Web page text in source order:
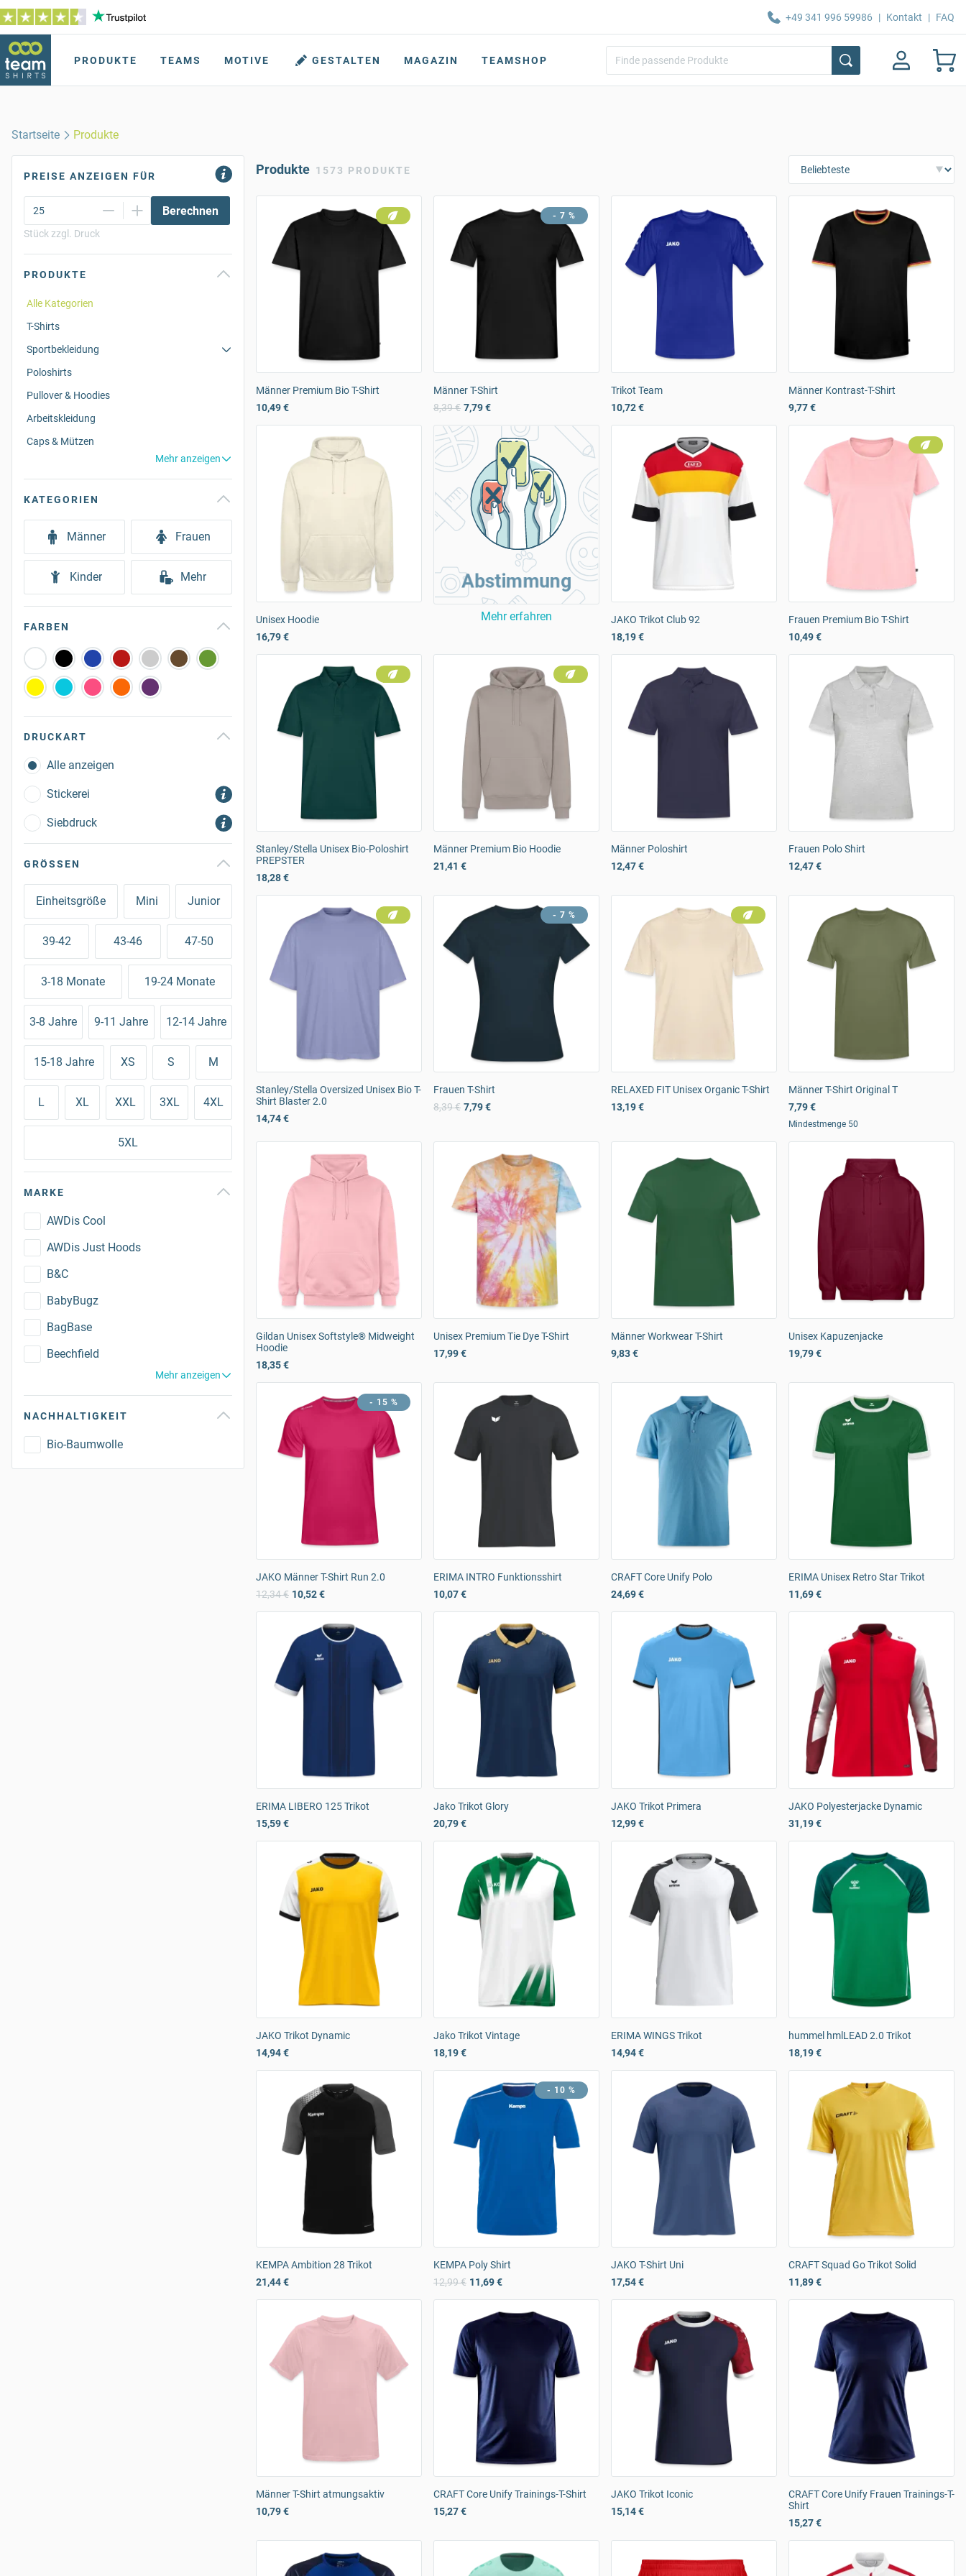
+49 341 996 59986 | Kontakt | FAQ
PRODUKTE TEAMS MOTIVE GESTALTEN MAGAZIN TEAMSHOP
Startseite Produkte
PREISE ANZEIGEN FÜR
Berechnen
Stück zzgl. Druck
PRODUKTE
Alle Kategorien
T-Shirts
Sportbekleidung
Poloshirts
Pullover & Hoodies
Arbeitskleidung
Caps & Mützen
Mehr anzeigen
KATEGORIEN
Männer Frauen
Kinder Mehr
FARBEN
DRUCKART
Alle anzeigen
Stickerei
Siebdruck
GRÖSSEN
Einheitsgröße Mini Junior
39-42 43-46 47-50
3-18 Monate 19-24 Monate
3-8 Jahre 9-11 Jahre 12-14 Jahre
15-18 Jahre XS S M
L XL XXL 3XL 4XL
5XL
MARKE
AWDis Cool
AWDis Just Hoods
B&C
BabyBugz
BagBase
Beechfield
Mehr anzeigen
NACHHALTIGKEIT
Bio-Baumwolle
Produkte 1573 PRODUKTE
Männer Premium Bio T-Shirt
10,49 €
- 7 %
Männer T-Shirt
8,39 € 7,79 €
Trikot Team
10,72 €
Männer Kontrast-T-Shirt
9,77 €
Unisex Hoodie
16,79 €
Abstimmung
Mehr erfahren
JAKO Trikot Club 92
18,19 €
Frauen Premium Bio T-Shirt
10,49 €
Stanley/Stella Unisex Bio-Poloshirt
PREPSTER
18,28 €
Männer Premium Bio Hoodie
21,41 €
Männer Poloshirt
12,47 €
Frauen Polo Shirt
12,47 €
Stanley/Stella Oversized Unisex Bio T-
Shirt Blaster 2.0
14,74 €
- 7 %
Frauen T-Shirt
8,39 € 7,79 €
RELAXED FIT Unisex Organic T-Shirt
13,19 €
Männer T-Shirt Original T
7,79 €
Mindestmenge 50
Gildan Unisex Softstyle® Midweight
Hoodie
18,35 €
Unisex Premium Tie Dye T-Shirt
17,99 €
Männer Workwear T-Shirt
9,83 €
Unisex Kapuzenjacke
19,79 €
- 15 %
JAKO Männer T-Shirt Run 2.0
12,34 € 10,52 €
ERIMA INTRO Funktionsshirt
10,07 €
CRAFT Core Unify Polo
24,69 €
ERIMA Unisex Retro Star Trikot
11,69 €
ERIMA LIBERO 125 Trikot
15,59 €
Jako Trikot Glory
20,79 €
JAKO Trikot Primera
12,99 €
JAKO Polyesterjacke Dynamic
31,19 €
JAKO Trikot Dynamic
14,94 €
Jako Trikot Vintage
18,19 €
ERIMA WINGS Trikot
14,94 €
hummel hmlLEAD 2.0 Trikot
18,19 €
KEMPA Ambition 28 Trikot
21,44 €
- 10 %
KEMPA Poly Shirt
12,99 € 11,69 €
JAKO T-Shirt Uni
17,54 €
CRAFT Squad Go Trikot Solid
11,89 €
Männer T-Shirt atmungsaktiv
10,79 €
CRAFT Core Unify Trainings-T-Shirt
15,27 €
JAKO Trikot Iconic
15,14 €
CRAFT Core Unify Frauen Trainings-T-
Shirt
15,27 €